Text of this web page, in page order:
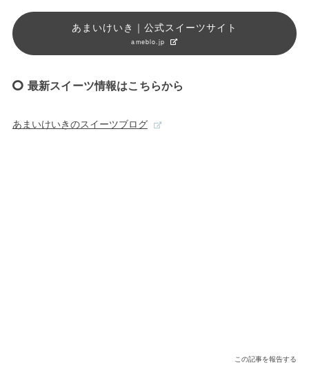
あまいけいき｜公式スイーツサイト
ameblo.jp
最新スイーツ情報はこちらから
あまいけいきのスイーツブログ
この記事を報告する